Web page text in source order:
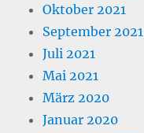
Oktober 2021
September 2021
Juli 2021
Mai 2021
März 2020
Januar 2020